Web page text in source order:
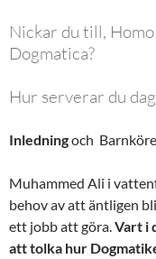
Nickar du till,
Dogmatica?
Hur serverar du
Inledningoch
Muhammed Ali i
behov av att äntligen
ett jobb att göra.Vart i
att tolka hur